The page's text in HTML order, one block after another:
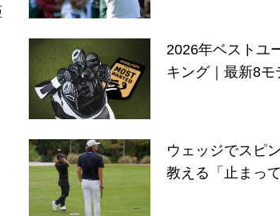
2026年ベストユ
キング｜最新8
ウェッジでスピ
教える「止まっ